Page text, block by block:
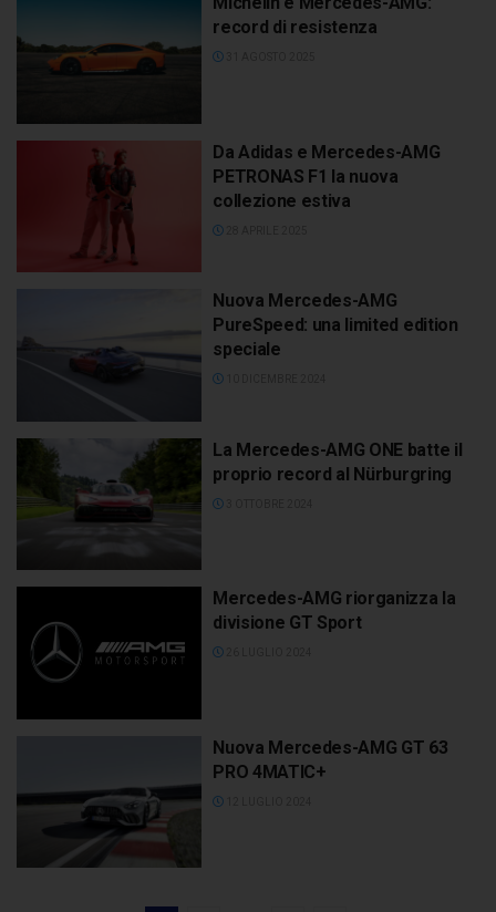
record di resistenza
Da Adidas e Mercedes-AMG
PETRONAS F1 la nuova
collezione estiva
Nuova Mercedes-AMG
PureSpeed: una limited edition
speciale
La Mercedes-AMG ONE batte il
proprio record al Nürburgring
Mercedes-AMG riorganizza la
divisione GT Sport
Nuova Mercedes-AMG GT 63
PRO 4MATIC+